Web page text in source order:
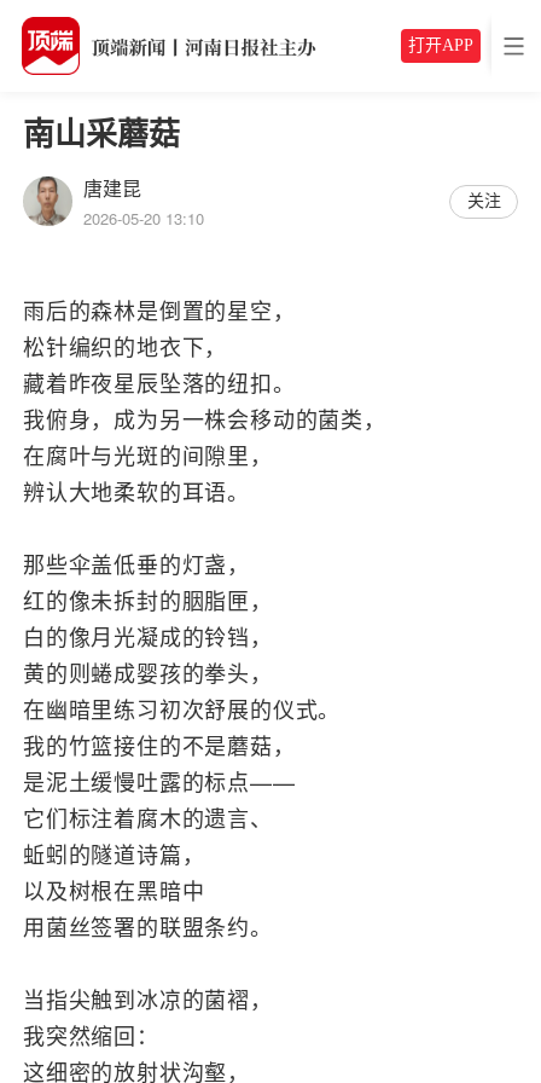
打开APP
南山采蘑菇
唐建昆
2026-05-20 13:10
关注
雨后的森林是倒置的星空，
松针编织的地衣下，
藏着昨夜星辰坠落的纽扣。
我俯身，成为另一株会移动的菌类，
在腐叶与光斑的间隙里，
辨认大地柔软的耳语。
那些伞盖低垂的灯盏，
红的像未拆封的胭脂匣，
白的像月光凝成的铃铛，
黄的则蜷成婴孩的拳头，
在幽暗里练习初次舒展的仪式。
我的竹篮接住的不是蘑菇，
是泥土缓慢吐露的标点——
它们标注着腐木的遗言、
蚯蚓的隧道诗篇，
以及树根在黑暗中
用菌丝签署的联盟条约。
当指尖触到冰凉的菌褶，
我突然缩回：
这细密的放射状沟壑，